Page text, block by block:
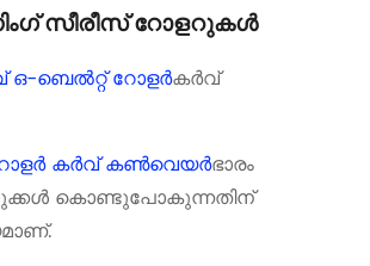
സീരീസ് റോളറുകൾ
ബെൽറ്റ് റോളർകർവ്
കർവ് കൺവെയർഭാരം
കൊണ്ടുപോകുന്നതിന്